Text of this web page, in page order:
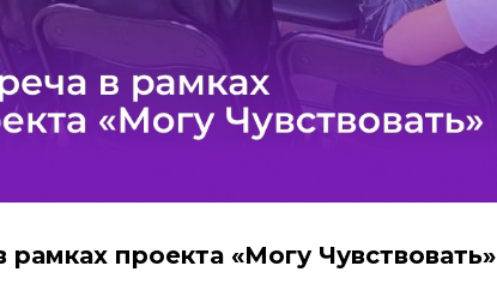
рамках проекта «Могу Чувствовать»